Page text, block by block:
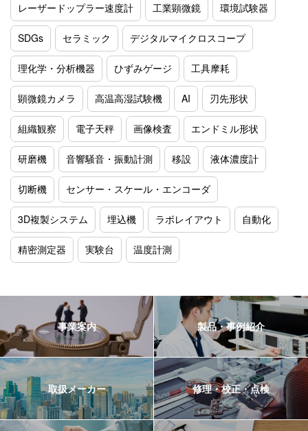
レーザードップラー速度計 工業顕微鏡 環境試験器
SDGs セラミック デジタルマイクロスコープ
理化学・分析機器 ひずみゲージ 工具摩耗
顕微鏡カメラ 高温高湿試験機 AI 刃先形状
組織観察 電子天秤 画像検査 エンドミル形状
研磨機 音響騒音・振動計測 移設 液体濃度計
切断機 センサー・スケール・エンコーダ
3D複製システム 埋込機 ラボレイアウト 自動化
精密測定器 実験台 温度計測
事業案内 製品・事例紹介
取扱メーカー 修理・校正・点検